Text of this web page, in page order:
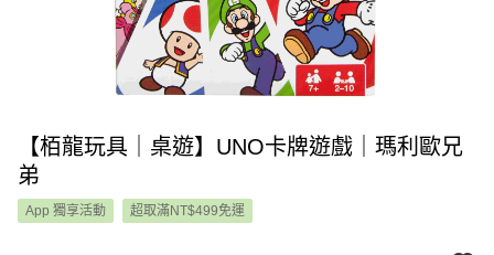
【栢龍玩具｜桌遊】UNO卡牌遊戲｜瑪利歐兄
弟
App 獨享活動 超取滿NT$499免運